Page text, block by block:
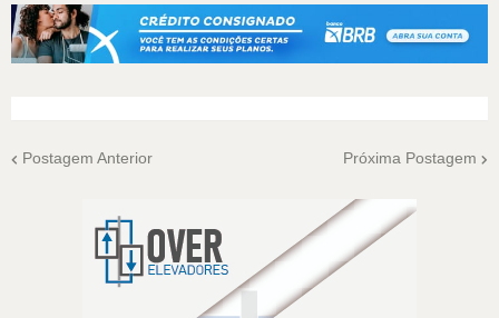
Postagem Anterior Próxima Postagem